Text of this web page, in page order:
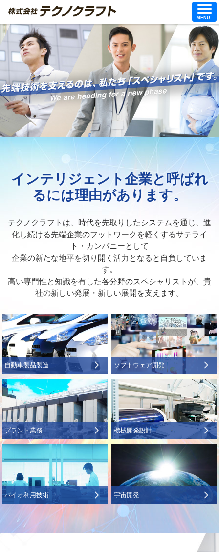
MENU
インテリジェント企業と呼ばれ
るには理由があります。
テクノクラフトは、時代を先取りしたシステムを通じ、進
化し続ける先端企業のフットワークを軽くするサテライ
ト・カンパニーとして
企業の新たな地平を切り開く活力となると自負していま
す。
高い専門性と知識を有した各分野のスペシャリストが、貴
社の新しい発展・新しい展開を支えます。
自動車製品製造 ソフトウェア開発
プラント業務 機械開発設計
バイオ利用技術 宇宙開発